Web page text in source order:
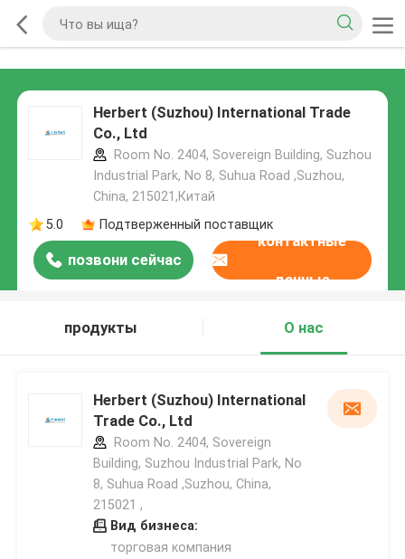
Herbert (Suzhou) International Trade
Co., Ltd
Room No. 2404, Sovereign Building, Suzhou
Industrial Park, No 8, Suhua Road ,Suzhou,
China, 215021,Китай
5.0
Подтверженный поставщик
позвони сейчас
контактные
данные
продукты О нас
Herbert (Suzhou) International
Trade Co., Ltd
Room No. 2404, Sovereign
Building, Suzhou Industrial Park, No
8, Suhua Road ,Suzhou, China,
215021 ,
Вид бизнеса:
торговая компания